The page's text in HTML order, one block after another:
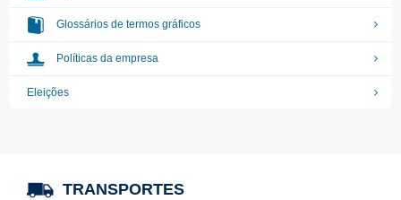
Glossários de termos gráficos
Políticas da empresa
Eleições
TRANSPORTES